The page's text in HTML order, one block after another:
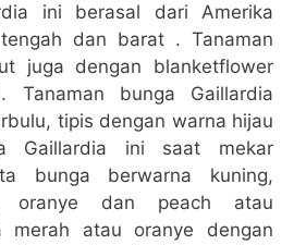
ini berasal dari Amerika
dan barat . Tanaman
juga dengan blanketflower
Tanaman bunga Gaillardia
tipis dengan warna hijau
Gaillardia ini saat mekar
bunga berwarna kuning,
oranye dan peach atau
merah atau oranye dengan